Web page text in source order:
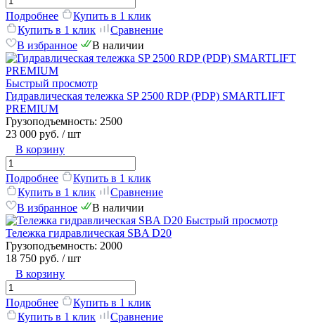
Подробнее
Купить в 1 клик
Купить в 1 клик
Сравнение
В избранное
В наличии
Быстрый просмотр
Гидравлическая тележка SP 2500 RDP (PDP) SMARTLIFT
PREMIUM
Грузоподъемность: 2500
23 000 руб. / шт
В корзину
Подробнее
Купить в 1 клик
Купить в 1 клик
Сравнение
В избранное
В наличии
Быстрый просмотр
Тележка гидравлическая SBA D20
Грузоподъемность: 2000
18 750 руб. / шт
В корзину
Подробнее
Купить в 1 клик
Купить в 1 клик
Сравнение